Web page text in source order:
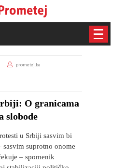
prometej.ba
O granicama
slobode
u Srbiji sasvim bi
suprotno onome
– spomenik